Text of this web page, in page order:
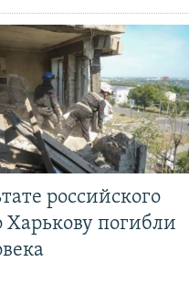
российского
Харькову погибли